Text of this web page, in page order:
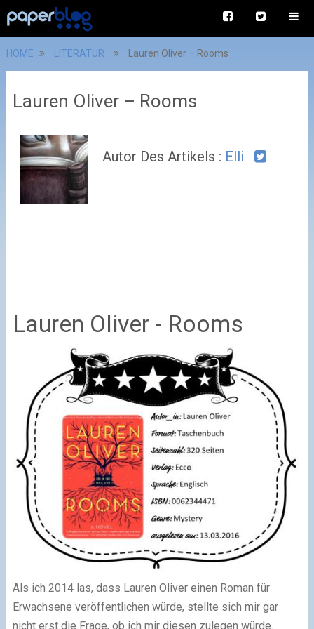
HOME LITERATUR Lauren Oliver – Rooms
Lauren Oliver – Rooms
Autor Des Artikels : Elli
Lauren Oliver - Rooms
Als ich 2014 las, dass Lauren Oliver einen Roman für
Erwachsene veröffentlichen würde, stellte sich mir gar
nicht erst die Frage, ob ich mir diesen zulegen würde.